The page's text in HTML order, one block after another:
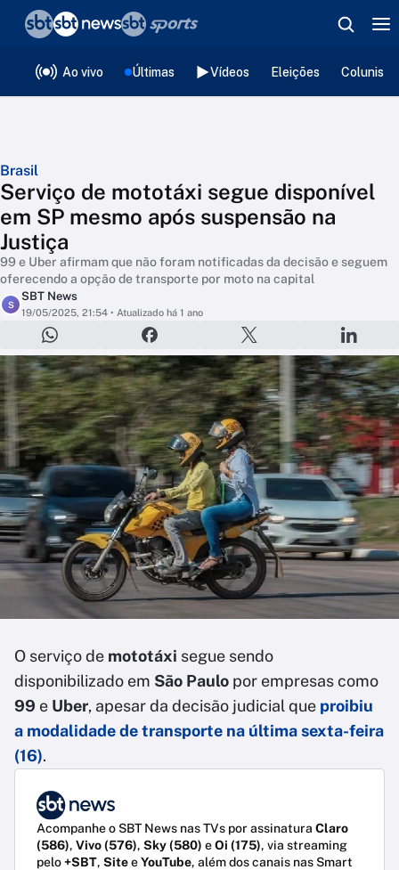
Ao vivo Últimas Vídeos Eleições
Brasil
Serviço de mototáxi segue disponível
em SP mesmo após suspensão na
Justiça
99 e Uber afirmam que não foram notificadas da decisão e seguem
oferecendo a opção de transporte por moto na capital
S
SBT News
19/05/2025, 21:54 • Atualizado há 1 ano
O serviço de mototáxi segue sendo
disponibilizado em São Paulo por empresas como
99 e Uber, apesar da decisão judicial que proibiu
a modalidade de transporte na última sexta-feira
(16).
Acompanhe o SBT News nas TVs por assinatura Claro
(586), Vivo (576), Sky (580) eOi (175), via streaming
pelo+SBT, SiteeYouTube, além dos canais nas Smart
❮voltar
Editorias